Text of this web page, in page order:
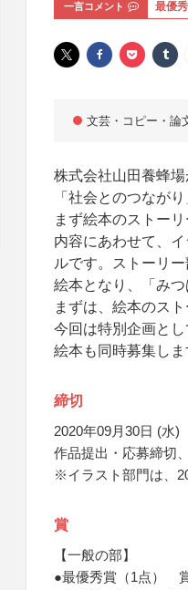
一言コメント 最優
文芸・コピー・論
株式会社山田養蜂
「社会とのつなが
まず絵本のストー
内容にあわせて、
ルです。ストーリ
絵本となり、「み
まずは、絵本のス
今回は特別企画と
絵本も同時募集し
締切
2020年09月30日 (水)
作品提出・応募締切
※イラスト部門は、
賞
【一般の部】
●最優秀賞（1点）